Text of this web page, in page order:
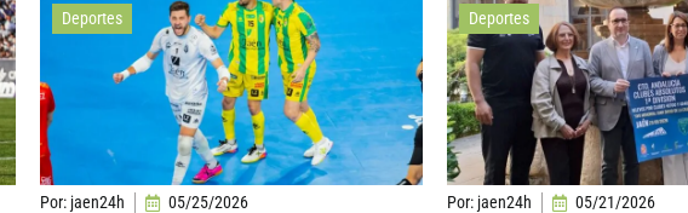
Deportes
Por: jaen24h 05/25/2026
Deportes
Por: jaen24h 05/21/2026